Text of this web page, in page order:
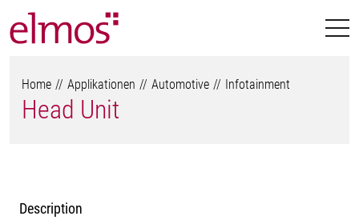
Home Applikationen Automotive Infotainment
Head Unit
Description